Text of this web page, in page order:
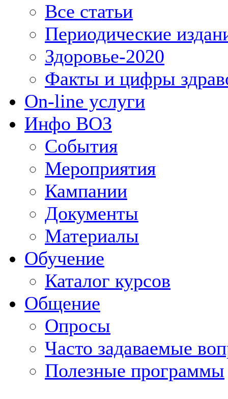
Все статьи
Периодические
Здоровье-2020
Факты и цифры
On-line услуги
Инфо ВОЗ
События
Мероприятия
Кампании
Документы
Материалы
Обучение
Каталог курсов
Общение
Опросы
Часто задаваемые
Полезные программы